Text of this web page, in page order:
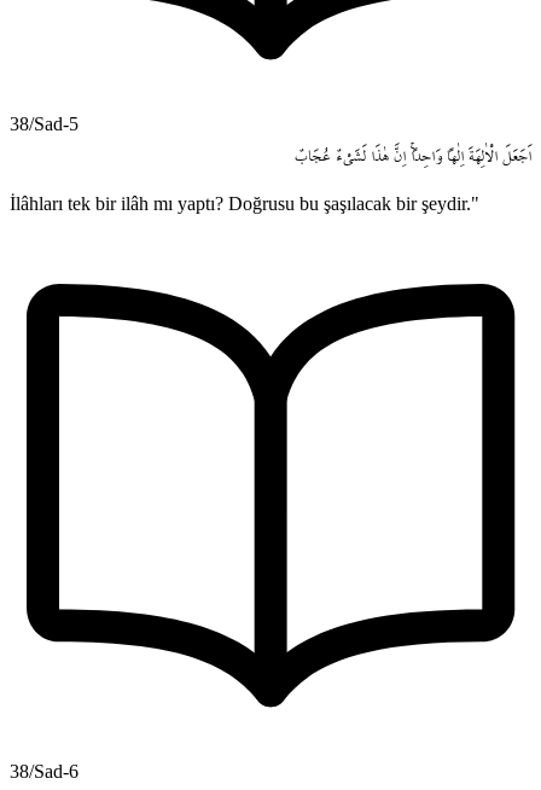
38/Sad-5
اَجَعَلَ الْاٰلِهَةَ اِلٰهاً وَاحِداًۚ اِنَّ هٰذَا لَشَيْءٌ عُجَابٌ
İlâhları tek bir ilâh mı yaptı? Doğrusu bu şaşılacak bir şeydir."
38/Sad-6